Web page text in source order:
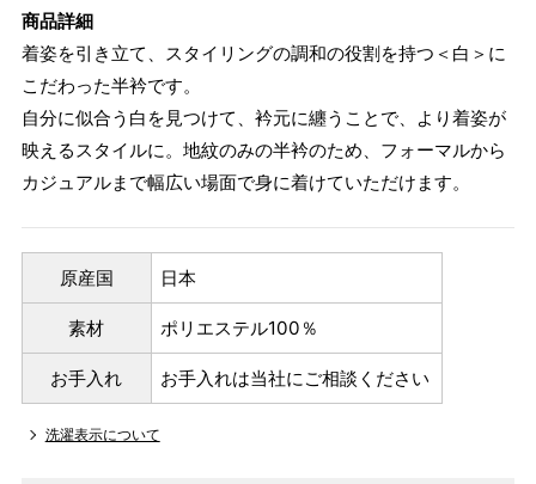
商品詳細
着姿を引き立て、スタイリングの調和の役割を持つ＜白＞に
こだわった半衿です。
自分に似合う白を見つけて、衿元に纏うことで、より着姿が
映えるスタイルに。地紋のみの半衿のため、フォーマルから
カジュアルまで幅広い場面で身に着けていただけます。
原産国 日本
素材 ポリエステル100％
お手入れ お手入れは当社にご相談ください
洗濯表示について